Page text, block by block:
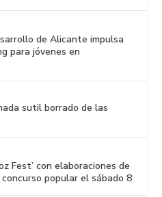
de Alicante impulsa
para jóvenes en
sutil borrado de las
Fest’ con elaboraciones de
popular el sábado 8